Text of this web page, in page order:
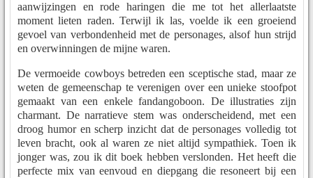
aanwijzingen en rode haringen die me tot het allerlaatste
moment lieten raden. Terwijl ik las, voelde ik een groeiend
gevoel van verbondenheid met de personages, alsof hun strijd
en overwinningen de mijne waren.
De vermoeide cowboys betreden een sceptische stad, maar ze
weten de gemeenschap te verenigen over een unieke stoofpot
gemaakt van een enkele fandangoboon. De illustraties zijn
charmant. De narratieve stem was onderscheidend, met een
droog humor en scherp inzicht dat de personages volledig tot
leven bracht, ook al waren ze niet altijd sympathiek. Toen ik
jonger was, zou ik dit boek hebben verslonden. Het heeft die
perfecte mix van eenvoud en diepgang die resoneert bij een